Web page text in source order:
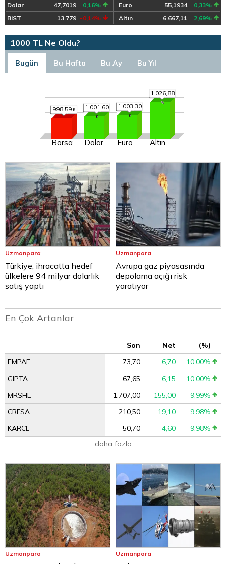
Dolar 47,7019 0,16% Euro 55,1934
0,33%
BIST
13.779 -0,14% Altın 6.667,11 2,69%
1000 TL Ne Oldu?
Bugün Bu Hafta Bu Ay Bu Yıl
998,59
Borsa
1.001,60
Dolar
1.003,30
Euro
1.026,88
Altın
Uzmanpara
Türkiye, ihracatta hedef
ülkelere 94 milyar dolarlık
satış yaptı
Uzmanpara
Avrupa gaz piyasasında
depolama açığı risk
yaratıyor
En Çok Artanlar
Son Net
(%)
EMPAE
73,70 6,70
10,00%
GIPTA
67,65 6,15
10,00%
MRSHL
1.707,00 155,00
9,99%
CRFSA
210,50 19,10
9,98%
KARCL
50,70 4,60
9,98%
daha fazla
Uzmanpara Uzmanpara